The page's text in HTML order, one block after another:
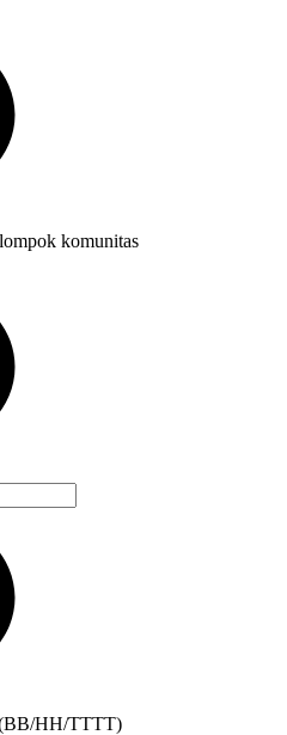
komunitas
(BB/HH/TTTT)